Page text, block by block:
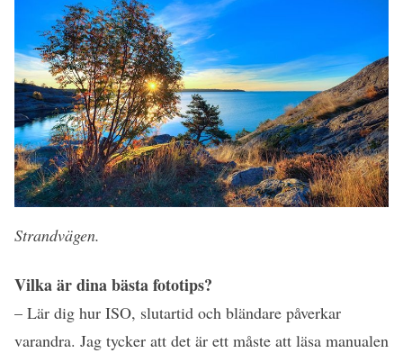
Strandvägen.
Vilka är dina bästa fototips?
– Lär dig hur ISO, slutartid och bländare påverkar
varandra. Jag tycker att det är ett måste att läsa manualen